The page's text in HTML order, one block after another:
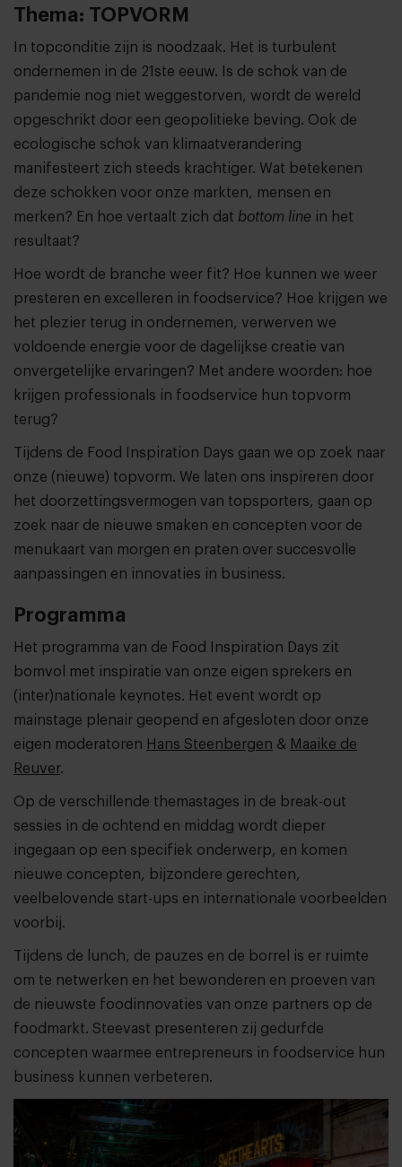
Thema: TOPVORM
In topconditie zijn is noodzaak. Het is turbulent
ondernemen in de 21ste eeuw. Is de schok van de
pandemie nog niet weggestorven, wordt de wereld
opgeschrikt door een geopolitieke beving. Ook de
ecologische schok van klimaatverandering
manifesteert zich steeds krachtiger. Wat betekenen
deze schokken voor onze markten, mensen en
merken? En hoe vertaalt zich dat bottom line in het
resultaat?
Hoe wordt de branche weer fit? Hoe kunnen we weer
presteren en excelleren in foodservice? Hoe krijgen we
het plezier terug in ondernemen, verwerven we
voldoende energie voor de dagelijkse creatie van
onvergetelijke ervaringen? Met andere woorden: hoe
krijgen professionals in foodservice hun topvorm
terug?
Tijdens de Food Inspiration Days gaan we op zoek naar
onze (nieuwe) topvorm. We laten ons inspireren door
het doorzettingsvermogen van topsporters, gaan op
zoek naar de nieuwe smaken en concepten voor de
menukaart van morgen en praten over succesvolle
aanpassingen en innovaties in business.
Programma
Het programma van de Food Inspiration Days zit
bomvol met inspiratie van onze eigen sprekers en
(inter)nationale keynotes. Het event wordt op
mainstage plenair geopend en afgesloten door onze
eigen moderatoren Hans Steenbergen & Maaike de
Reuver.
Op de verschillende themastages in de break-out
sessies in de ochtend en middag wordt dieper
ingegaan op een specifiek onderwerp, en komen
nieuwe concepten, bijzondere gerechten,
veelbelovende start-ups en internationale voorbeelden
voorbij.
Tijdens de lunch, de pauzes en de borrel is er ruimte
om te netwerken en het bewonderen en proeven van
de nieuwste foodinnovaties van onze partners op de
foodmarkt. Steevast presenteren zij gedurfde
concepten waarmee entrepreneurs in foodservice hun
business kunnen verbeteren.